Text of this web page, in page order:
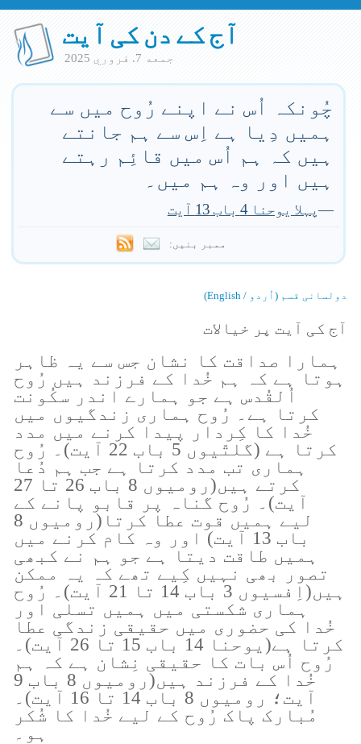
آج کے دن کی آیت
جمعه 7. فروري 2025
چُونکہ اُس نے اپنے رُوح میں سے
ہمیں دِیا ہے اِس سے ہم جانتے
ہیں کہ ہم اُس میں قائِم رہتے
ہیں اور وہ ہم میں۔
—پہلا یوحنا 4 باب 13 آیت
ممبر بنیں:
دولسانی قسم (اُردو / English)
آج کی آیت پر خیالات
ہمارا صداقت کا نشان جس سے یہ ظاہر
ہوتا ہے کہ ہم خُدا کے فرزند ہیں رُوح
اُلقُدس ہے جو ہمارے اندر سکُونت
کرتا ہے۔ رُوح ہماری زندگیوں میں
خُدا کا کِردار پیدا کرنے میں مدد
کرتا ہے (گلتّیوں 5 باب 22 آیت)۔ رُوح
ہماری تب مدد کرتا ہے جب ہم دُعا
کرتے ہیں(رومیوں 8 باب 26 تا 27
آیت)۔ رُوح گناہ پر قابو پانے کے
لیے ہمیں قوت عطا کرتا(رومیوں 8
باب 13 آیت) اور وہ کام کرنے میں
ہمیں طاقت دیتا ہے جو ہم نے کبھی
تصور بھی نہیں کِیے تھے کہ یہ ممکن
ہیں(اِفسیوں 3 باب 14 تا 21 آیت)۔ رُوح
ہماری شکستی میں ہمیں تسلی اور
خُدا کی حضوری میں حقیقی زندگی عطا
کرتا ہے(یوحنا 14 باب 15 تا 26 آیت)۔
رُوح اُس بات کا حقیقی نِشان ہے کہ ہم
خُدا کے فرزند ہیں(رومیوں 8 باب 9
آیت؛ رومیوں 8 باب 14 تا 16 آیت)۔
مُبارک پاک رُوح کے لیے خُدا کا شُکر
ہو۔